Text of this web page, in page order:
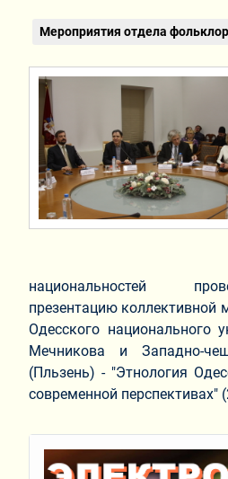
Мероприятия отдела
национальностей
презентацию коллективной
Одесского национального
Мечникова и Западно-
(Пльзень) - "Этнология
современной перспективах"